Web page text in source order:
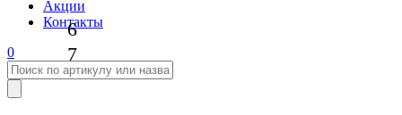
Акции
Контакты
0
7
6